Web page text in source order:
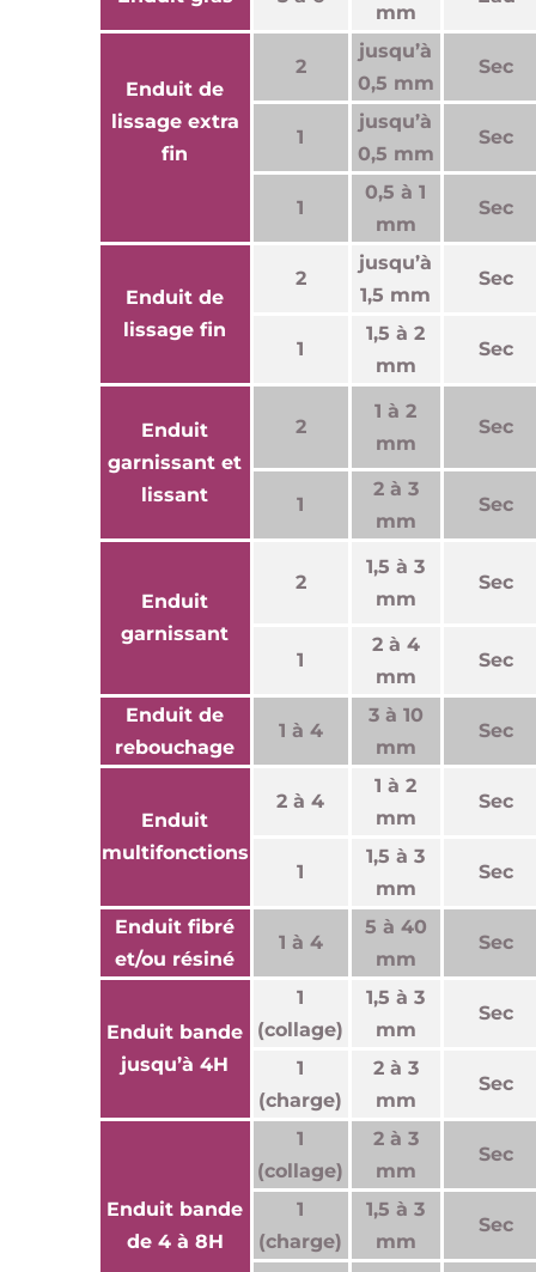
mm
Enduit de
lissage extra
fin
2
jusqu’à
0,5 mm
Sec
1
jusqu’à
0,5 mm
Sec
1
0,5 à 1
mm
Sec
Enduit de
lissage fin
2
jusqu’à
1,5 mm
Sec
1
1,5 à 2
mm
Sec
Enduit
garnissant et
lissant
2
1 à 2
mm
Sec
1
2 à 3
mm
Sec
Enduit
garnissant
2
1,5 à 3
mm
Sec
1
2 à 4
mm
Sec
Enduit de
rebouchage
1 à 4
3 à 10
mm
Sec
Enduit
multifonctions
2 à 4
1 à 2
mm
Sec
1
1,5 à 3
mm
Sec
Enduit fibré
et/ou résiné
1 à 4
5 à 40
mm
Sec
Enduit bande
jusqu’à 4H
1
(collage)
1,5 à 3
mm
Sec
1
(charge)
2 à 3
mm
Sec
Enduit bande
de 4 à 8H
1
(collage)
2 à 3
mm
Sec
1
(charge)
1,5 à 3
mm
Sec